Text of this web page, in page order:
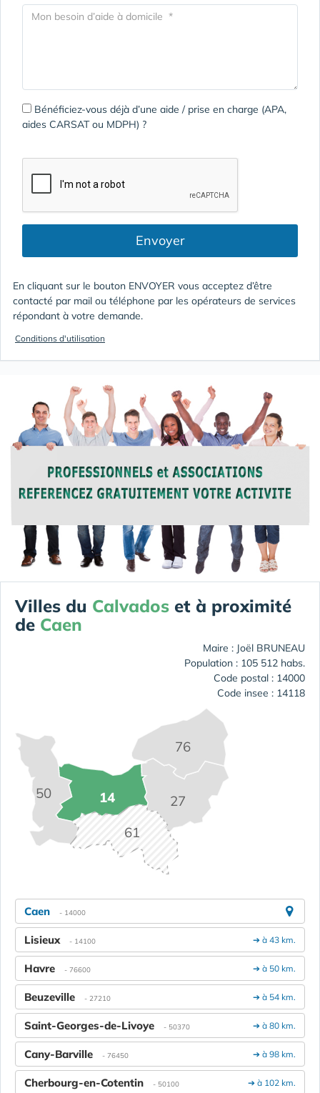
Bénéficiez-vous déjà d’une aide / prise en charge (APA,
aides CARSAT ou MDPH) ?
Envoyer
En cliquant sur le bouton ENVOYER vous acceptez d’être
contacté par mail ou téléphone par les opérateurs de services
répondant à votre demande.
Conditions d'utilisation
Villes du Calvados et à proximité
de Caen
Maire : Joël BRUNEAU
Population : 105 512 habs.
Code postal : 14000
Code insee : 14118
14 27
50
61
76
Caen - 14000
➔ à 43 km.
Lisieux - 14100
➔ à 50 km.
Havre - 76600
➔ à 54 km.
Beuzeville - 27210
➔ à 80 km.
Saint-Georges-de-Livoye - 50370
➔ à 98 km.
Cany-Barville - 76450
➔ à 102 km.
Cherbourg-en-Cotentin - 50100